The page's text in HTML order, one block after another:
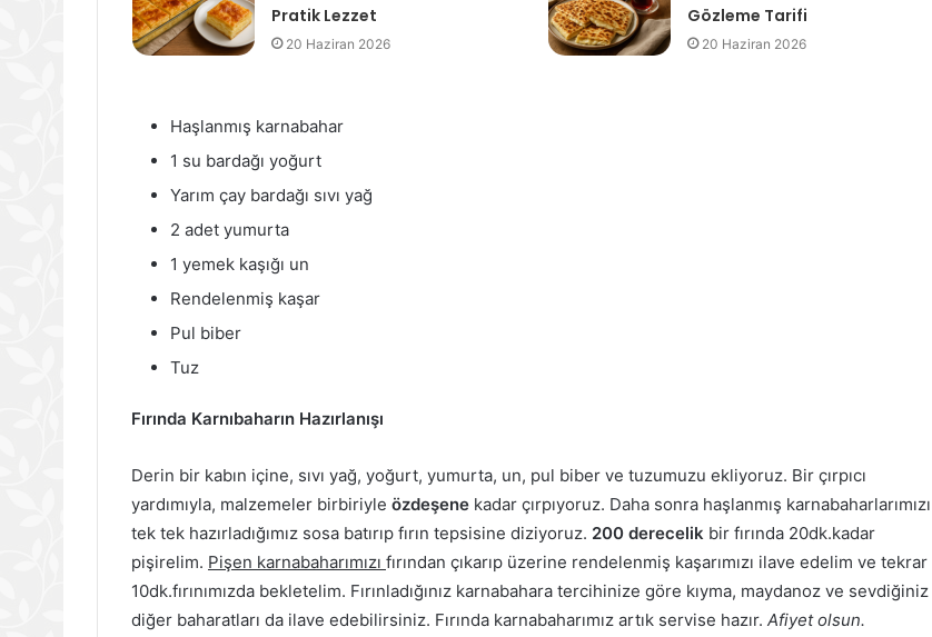
Pratik Lezzet
20 Haziran 2026
Gözleme Tarifi
20 Haziran 2026
Haşlanmış karnabahar
1 su bardağı yoğurt
Yarım çay bardağı sıvı yağ
2 adet yumurta
1 yemek kaşığı un
Rendelenmiş kaşar
Pul biber
Tuz
Fırında Karnıbaharın Hazırlanışı
Derin bir kabın içine, sıvı yağ, yoğurt, yumurta, un, pul biber ve tuzumuzu ekliyoruz. Bir çırpıcı
yardımıyla, malzemeler birbiriyle özdeşene kadar çırpıyoruz. Daha sonra haşlanmış karnabaharlarımızı
tek tek hazırladığımız sosa batırıp fırın tepsisine diziyoruz. 200 derecelik bir fırında 20dk.kadar
pişirelim. Pişen karnabaharımızı fırından çıkarıp üzerine rendelenmiş kaşarımızı ilave edelim ve tekrar
10dk.fırınımızda bekletelim. Fırınladığınız karnabahara tercihinize göre kıyma, maydanoz ve sevdiğiniz
diğer baharatları da ilave edebilirsiniz. Fırında karnabaharımız artık servise hazır. Afiyet olsun.